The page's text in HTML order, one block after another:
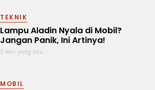
TEKNIK
Lampu Aladin Nyala di Mobil?
Jangan Panik, Ini Artinya!
2 Hari yang lalu
MOBIL